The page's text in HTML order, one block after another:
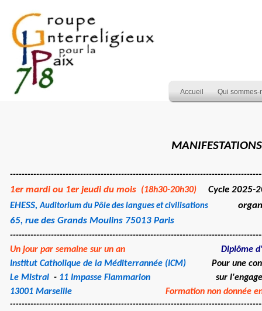
1er mardi ou 1er jeudi du mois (18h30-20h30)
Cycle 2025-
EHESS,Auditorium du Pôle des langues et civilisations
65, rue des Grands Moulins 75013 Paris
Un jour par semaine sur un an
Diplôme
Institut Catholique de la Méditerrannée (ICM)
Pour une
Le Mistral - 11 Impasse Flammarion sur
13001 Marseille
Formation non donnée
Accueil Qui sommes-